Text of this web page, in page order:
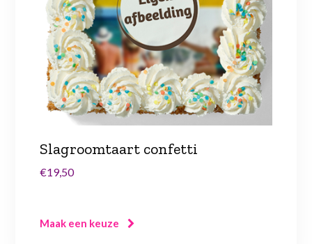
Slagroomtaart confetti
€19,50
Maak een keuze